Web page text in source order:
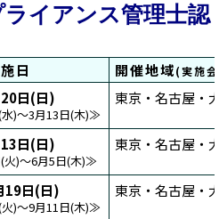
イアンス管理士認
日 開催地域(実施
日(日)
)～3月13日(木)≫
東京・名古屋・
日(日)
)～6月5日(木)≫
東京・名古屋・
19日(日)
)～9月11日(木)≫
東京・名古屋・